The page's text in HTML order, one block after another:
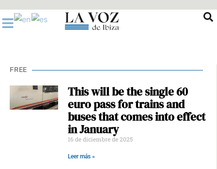
al
contenido
FREE
This will be the single 60
euro pass for trains and
buses that comes into effect
in January
16 de diciembre de 2025
Leer más »